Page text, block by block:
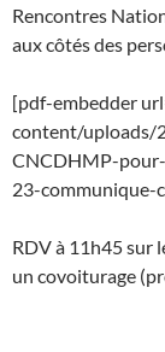
Rencontres
aux côtés des
[pdf-embedder
content/uploads/
CNCDHMP-
23-communique-
RDV à 11h45 sur
un covoiturage